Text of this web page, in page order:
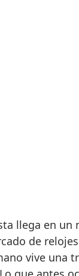
llega en un
de
vive una